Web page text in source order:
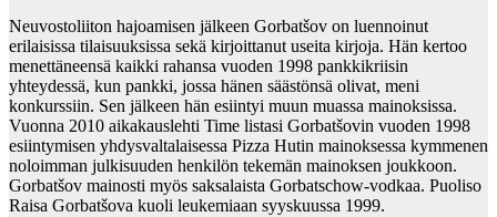
Neuvostoliiton hajoamisen jälkeen Gorbatšov on luennoinut
erilaisissa tilaisuuksissa sekä kirjoittanut useita kirjoja. Hän kertoo
menettäneensä kaikki rahansa vuoden 1998 pankkikriisin
yhteydessä, kun pankki, jossa hänen säästönsä olivat, meni
konkurssiin. Sen jälkeen hän esiintyi muun muassa mainoksissa.
Vuonna 2010 aikakauslehti Time listasi Gorbatšovin vuoden 1998
esiintymisen yhdysvaltalaisessa Pizza Hutin mainoksessa kymmenen
noloimman julkisuuden henkilön tekemän mainoksen joukkoon.
Gorbatšov mainosti myös saksalaista Gorbatschow-vodkaa. Puoliso
Raisa Gorbatšova kuoli leukemiaan syyskuussa 1999.